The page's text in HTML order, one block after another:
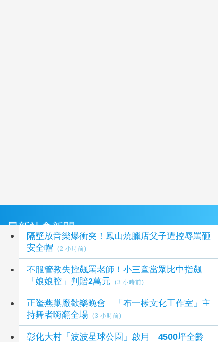
最新社會新聞
隔壁放音樂爆衝突！鳳山燒臘店父子遭控辱罵砸
安全帽
(2 小時前)
不服管教失控飆罵老師！小三童當眾比中指飆
「娘娘腔」判賠2萬元
(3 小時前)
正隆燕巢廠歡樂晚會 「布一樣文化工作室」主
持舞者嗨翻全場
(3 小時前)
彰化大村「波波星球公園」啟用 4500坪全齡